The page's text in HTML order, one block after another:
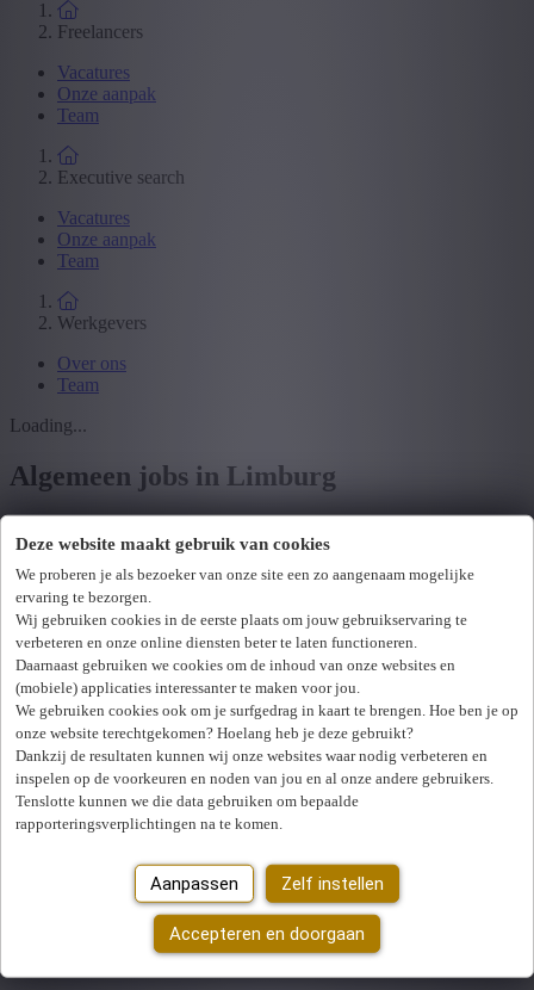
Deze website maakt gebruik van cookies
We proberen je als bezoeker van onze site een zo aangenaam mogelijke
ervaring te bezorgen.
Wij gebruiken cookies in de eerste plaats om jouw gebruikservaring te
verbeteren en onze online diensten beter te laten functioneren.
Daarnaast gebruiken we cookies om de inhoud van onze websites en
(mobiele) applicaties interessanter te maken voor jou.
We gebruiken cookies ook om je surfgedrag in kaart te brengen. Hoe ben je op
onze website terechtgekomen? Hoelang heb je deze gebruikt?
Dankzij de resultaten kunnen wij onze websites waar nodig verbeteren en
inspelen op de voorkeuren en noden van jou en al onze andere gebruikers.
Tenslotte kunnen we die data gebruiken om bepaalde
rapporteringsverplichtingen na te komen.
Aanpassen Zelf instellen
Accepteren en doorgaan
Freelancers
Vacatures
Onze aanpak
Team
Executive search
Vacatures
Onze aanpak
Team
Werkgevers
Over ons
Team
Loading...
Algemeen jobs in Limburg
Toon filters
Verfijn zoekresultaat
Zoek op functie, jobtitel, bedrijf,...
Postcode of gemeente
Jobtype
Zoek vacatures
Mijn gekozen filters
Wij hebben0 jobs voor jou gevonden. job voor jou
gevonden
U hebt geen toegang tot deze pagina of bent niet langer aangemeld.
Opnieuw aanmelden.
Er is een fout opgetreden. Gelieve later opnieuw te proberen.